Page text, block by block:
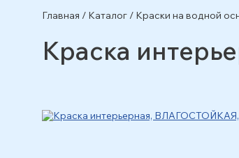
Главная / Каталог / Краски на водной
Краска